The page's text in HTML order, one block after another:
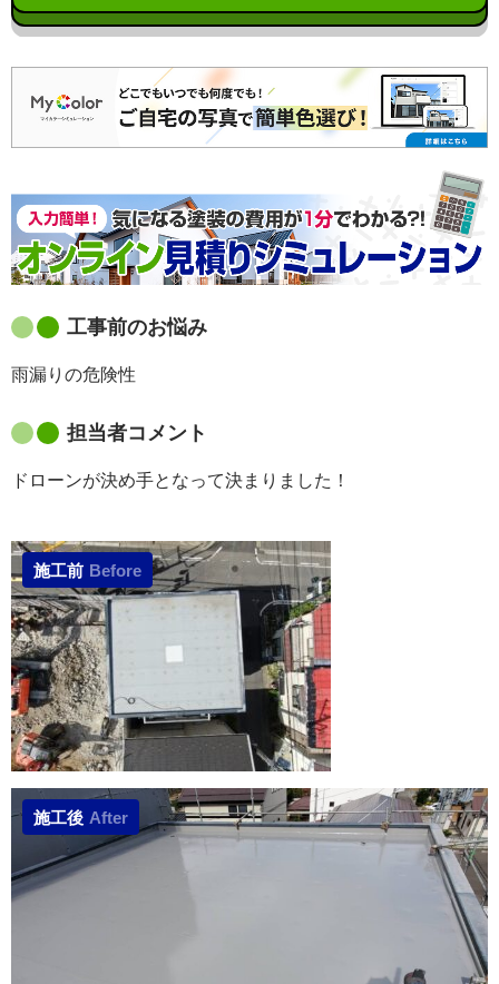
工事前のお悩み
雨漏りの危険性
担当者コメント
ドローンが決め手となって決まりました！
施工前 Before
施工後 After